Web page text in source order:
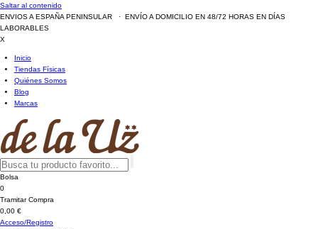
Saltar al contenido
ENVIOS A ESPAÑA PENINSULAR · ENVÍO A DOMICILIO EN 48/72 HORAS EN DÍAS
LABORABLES
X
Inicio
Tiendas Físicas
Quiénes Somos
Blog
Marcas
Bolsa
0
Tramitar Compra
0,00 €
Acceso/Registro